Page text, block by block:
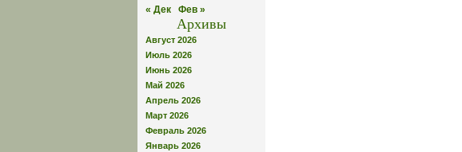
« Дек Фев »
Архивы
Август 2026
Июль 2026
Июнь 2026
Май 2026
Апрель 2026
Март 2026
Февраль 2026
Январь 2026